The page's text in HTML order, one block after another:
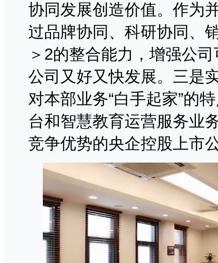
协同发展创造价值。作为
过品牌协同、科研协同、
＞2的整合能力，增强公
公司又好又快发展。三是
对本部业务“白手起家”的
台和智慧教育运营服务业
竞争优势的央企控股上市